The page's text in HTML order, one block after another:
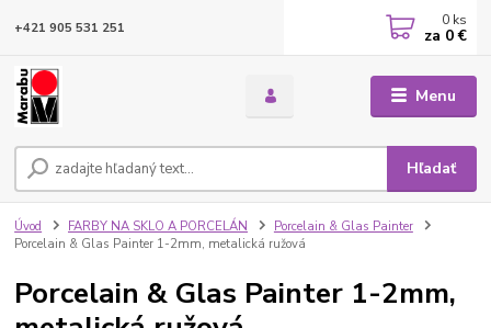
Menu
Hľadať
+421 905 531 251 0 ks
za 0 €
Úvod FARBY NA SKLO A PORCELÁN
Porcelain & Glas Painter
Porcelain & Glas Painter 1-2mm, metalická ružová
Porcelain & Glas Painter 1-2mm,